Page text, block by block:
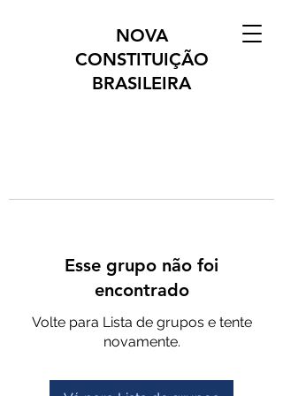
NOVA
CONSTITUIÇÃO
BRASILEIRA
Esse grupo não foi
encontrado
Volte para Lista de grupos e tente
novamente.